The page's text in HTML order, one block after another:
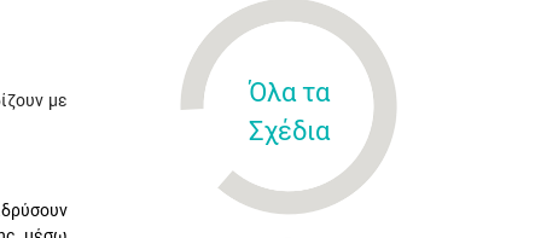
με
Όλα τα
Σχέδια